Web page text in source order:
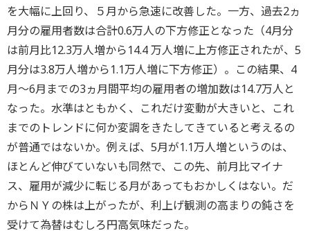
を大幅に上回り、５月から急速に改善した。一方、過去2ヵ
月分の雇用者数は合計0.6万人の下方修正となった（4月分
は前月比12.3万人増から14.4 万人増に上方修正されたが、5
月分は3.8万人増から1.1万人増に下方修正）。この結果、4
月～6月までの3ヵ月間平均の雇用者の増加数は14.7万人と
なった。水準はともかく、これだけ変動が大きいと、これ
までのトレンドに何か変調をきたしてきていると考えるの
が普通ではないか。例えば、5月が1.1万人増というのは、
ほとんど伸びていないも同然で、この先、前月比マイナ
ス、雇用が減少に転じる月があってもおかしくはない。だ
からＮＹの株は上がったが、利上げ観測の高まりの鈍さを
受けて為替はむしろ円高気味だった。